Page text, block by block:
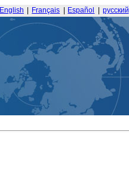
English Français Español русский